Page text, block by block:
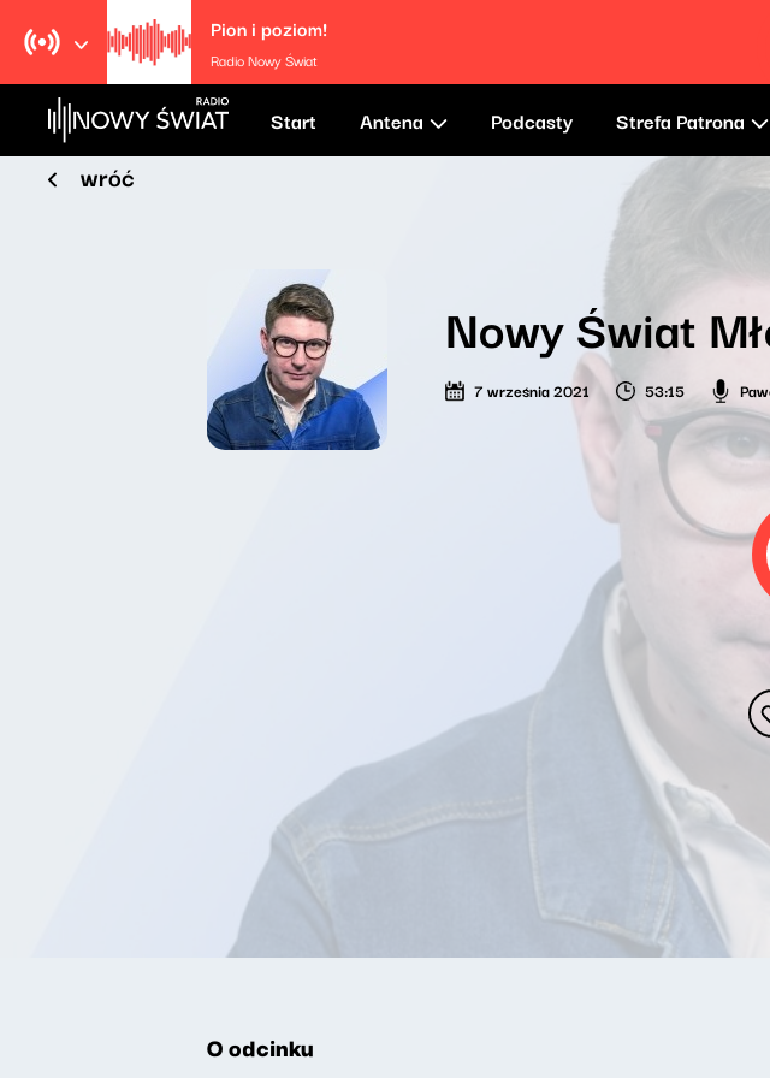
Pion i poziom!
Radio Nowy Świat
Start Antena Podcasty Strefa Patrona
wróć
Nowy Świat
7 września 2021 53:15
O odcinku